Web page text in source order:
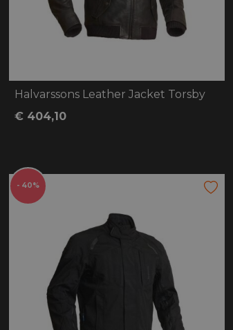
Halvarssons Leather Jacket Torsby
€ 404,10
- 40%